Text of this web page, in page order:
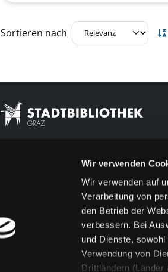
Wir verwenden
Wir verwenden auf
Verarbeitung von
den Betrieb der
verbessern. Bei
und Dienste,
Verwendung von
Drittländern (Länder
Zu den Suchfiltern springen
Sortieren nach
[kju:b]
Feedback
Kontakt
Über uns
Jobs